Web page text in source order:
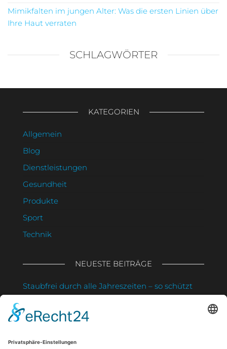
Mimikfalten im jungen Alter: Was die ersten Linien über
Ihre Haut verraten
SCHLAGWÖRTER
KATEGORIEN
Allgemein
Blog
Dienstleistungen
Gesundheit
Produkte
Sport
Technik
NEUESTE BEITRÄGE
Staubfrei durch alle Jahreszeiten – so schützt
du deine Gesundheit und sparst Zeit
Muskelverspannungen lösen: Was sanfte
Strahlung clever nutzen: So schützt du deine